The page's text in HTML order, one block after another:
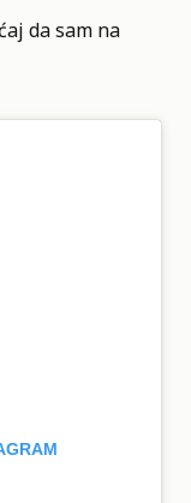
da sam na